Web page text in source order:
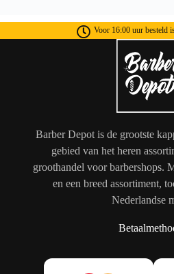
Voor 16:00 uur besteld
Barber Depot is de grootste
gebied van het heren
groothandel voor barbershops.
en een breed assortiment,
Nederlandse